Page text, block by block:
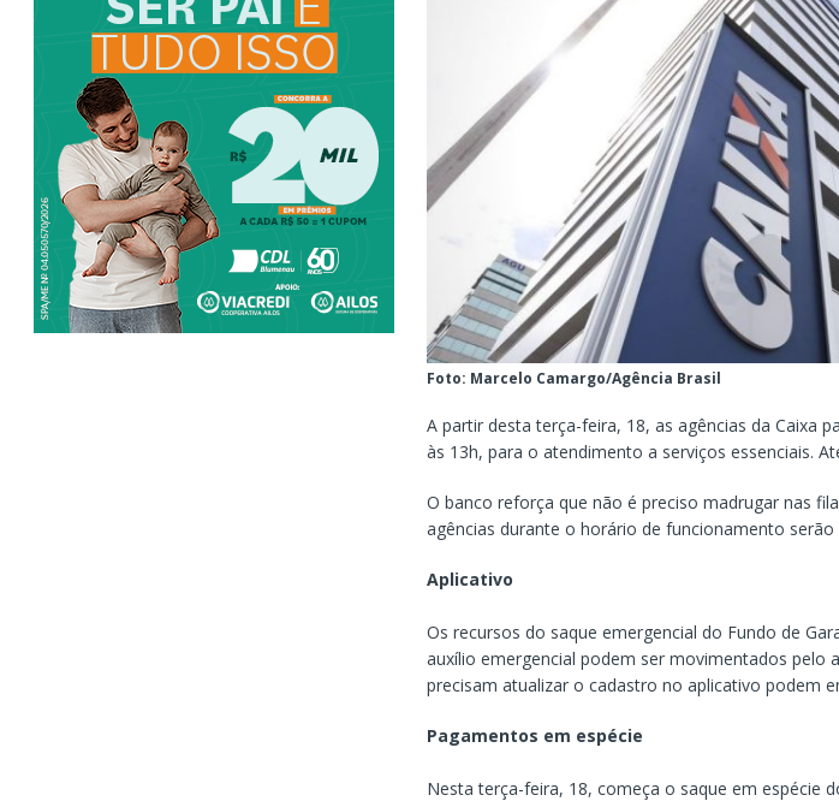
Foto: Marcelo Camargo/Agência Brasil
A partir desta terça-feira, 18, as agências da Caixa
às 13h, para o atendimento a serviços essenciais.
O banco reforça que não é preciso madrugar nas
agências durante o horário de funcionamento serão
Aplicativo
Os recursos do saque emergencial do Fundo de
auxílio emergencial podem ser movimentados pelo
precisam atualizar o cadastro no aplicativo podem
Pagamentos em espécie
Nesta terça-feira, 18, começa o saque em espécie